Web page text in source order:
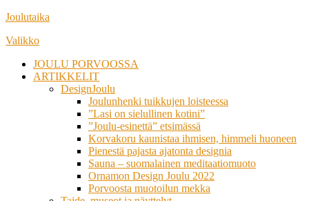
Siirry
sisältöön
Joulutaika
Valikko
JOULU PORVOOSSA
ARTIKKELIT
DesignJoulu
Joulunhenki tuikkujen loisteessa
”Lasi on sielullinen kotini”
”Joulu-esinettä” etsimässä
Korvakoru kaunistaa ihmisen, himmeli huoneen
Pienestä pajasta ajatonta designia
Sauna – suomalainen meditaatiomuoto
Ornamon Design Joulu 2022
Porvoosta muotoilun mekka